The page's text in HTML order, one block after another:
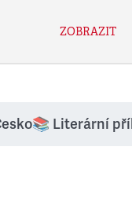
ZOBRAZIT
📚 Literární